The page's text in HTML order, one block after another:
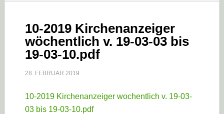
10-2019 Kirchenanzeiger
wöchentlich v. 19-03-03 bis
19-03-10.pdf
28. FEBRUAR 2019
10-2019 Kirchenanzeiger wochentlich v. 19-03-
03 bis 19-03-10.pdf